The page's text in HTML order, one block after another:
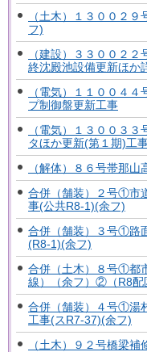
（土木）１３００２
フ)
（建設）３３００２
終沈殿池設備更新ほか
（電気）１１００４
プ制御盤更新工事
（電気）１３００３
タほか更新(第１期)工
（解体）８６号帯那
合併（舗装）２号①市
事(公共R8-1)(余フ)
合併（舗装）３号①路
(R8-1)(余フ)
合併（土木）８号①都
線）（余フ）②（R8配
合併（舗装）４号①湯
工事(スR7-37)(余フ)
（土木）９２号橋梁補